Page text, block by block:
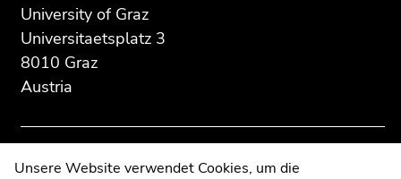
University of Graz
Universitaetsplatz 3
8010 Graz
Austria
Contact
overview
sections
overview
sections
Unsere Website verwendet Cookies, um die